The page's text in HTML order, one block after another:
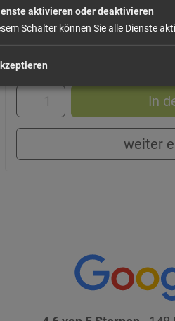
Größe: 60 g
In
weiter
aktivieren oder deaktivieren
Schalter können Sie alle Dienste